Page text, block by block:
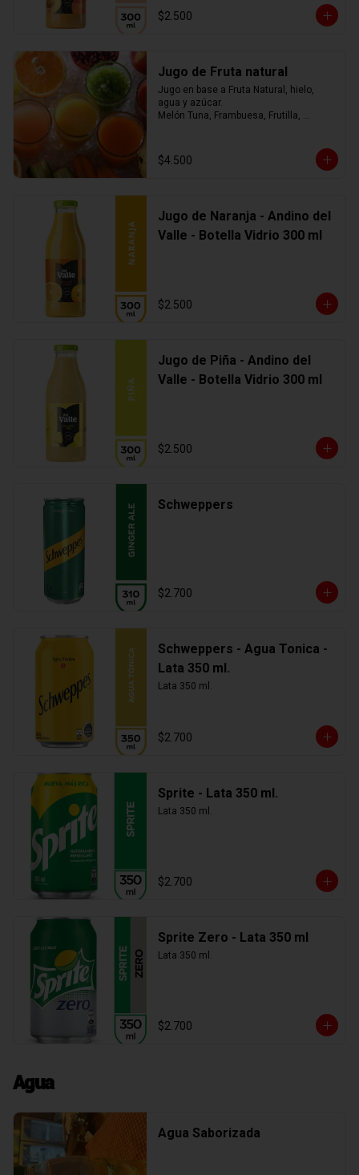
$2.500
Jugo de Fruta natural
Jugo en base a Fruta Natural, hielo,
agua y azúcar.
Melón Tuna, Frambuesa, Frutilla,
eliges
$4.500
Jugo de Naranja - Andino del
Valle - Botella Vidrio 300 ml
$2.500
Jugo de Piña - Andino del
Valle - Botella Vidrio 300 ml
$2.500
Schweppers
$2.700
Schweppers - Agua Tonica -
Lata 350 ml.
Lata 350 ml.
$2.700
Sprite - Lata 350 ml.
Lata 350 ml.
$2.700
Sprite Zero - Lata 350 ml
Lata 350 ml.
$2.700
Agua
Agua Saborizada